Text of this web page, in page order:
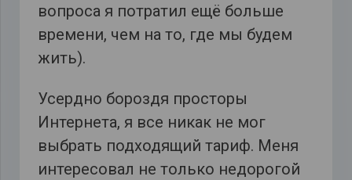
вопроса я потратил ещё больше
времени, чем на то, где мы будем
жить).
Усердно бороздя просторы
Интернета, я все никак не мог
выбрать подходящий тариф. Меня
интересовал не только недорогой